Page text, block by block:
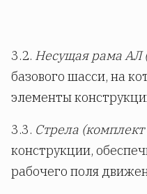
3.2. Несущая рама АЛ
базового шасси, на
элементы
3.3. Стрела
конструкции,
рабочего поля